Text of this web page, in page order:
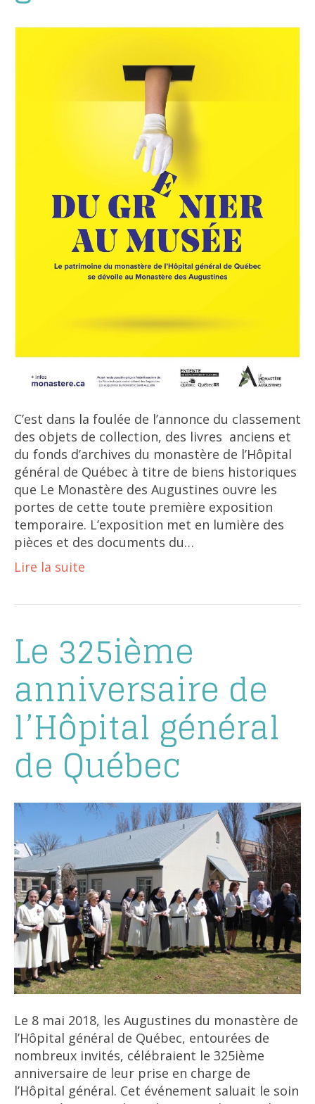
C’est dans la foulée de l’annonce du classement
des objets de collection, des livres anciens et
du fonds d’archives du monastère de l’Hôpital
général de Québec à titre de biens historiques
que Le Monastère des Augustines ouvre les
portes de cette toute première exposition
temporaire. L’exposition met en lumière des
pièces et des documents du…
Lire la suite
Le 325ième
anniversaire de
l’Hôpital général
de Québec
Le 8 mai 2018, les Augustines du monastère de
l’Hôpital général de Québec, entourées de
nombreux invités, célébraient le 325ième
anniversaire de leur prise en charge de
l’Hôpital général. Cet événement saluait le soin